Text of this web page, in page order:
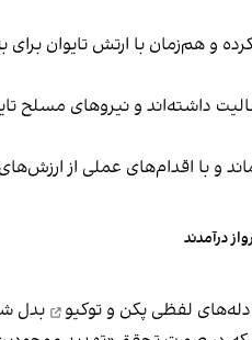
و هم‌زمان با ارتش تایوان برای
چین و ۱۱ فروند کشتی در اطراف این جزیره فعالیت
و با اقدام‌های عملی از
درآمدند
لفظی پکن و توکیو
بدل